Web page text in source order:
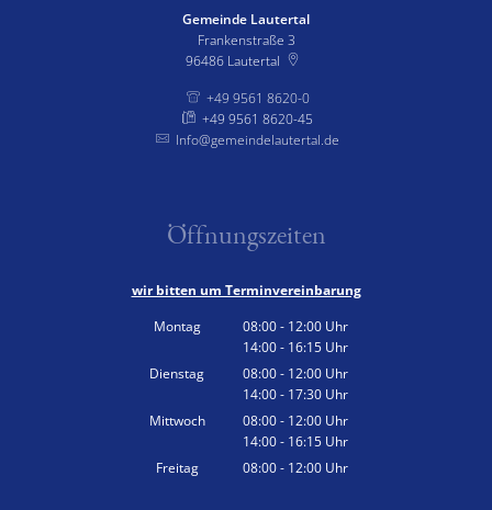
Gemeinde Lautertal
Frankenstraße 3
96486 Lautertal
+49 9561 8620-0
+49 9561 8620-45
Info@gemeindelautertal.de
Öffnungszeiten
wir bitten um Terminvereinbarung
Montag
08:00- 12:00 Uhr
Von 08:00 bis 12:00 Uhr
14:00- 16:15 Uhr
Von 14:00 bis 16:15 Uhr
Dienstag 08:00- 12:00 Uhr
Von 08:00 bis 12:00 Uhr
14:00- 17:30 Uhr
Von 14:00 bis 17:30 Uhr
Mittwoch 08:00- 12:00 Uhr
Von 08:00 bis 12:00 Uhr
14:00- 16:15 Uhr
Von 14:00 bis 16:15 Uhr
Freitag 08:00- 12:00 Uhr